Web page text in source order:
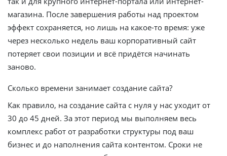
магазина. После завершения работы над проектом
эффект сохраняется, но лишь на какое-то время: уже
через несколько недель ваш корпоративный сайт
потеряет свои позиции и всё придётся начинать
заново.
Сколько времени занимает создание сайта?
Как правило, на создание сайта с нуля у нас уходит от
30 до 45 дней. За этот период мы выполняем весь
комплекс работ от разработки структуры под ваш
бизнес и до наполнения сайта контентом. Сроки не